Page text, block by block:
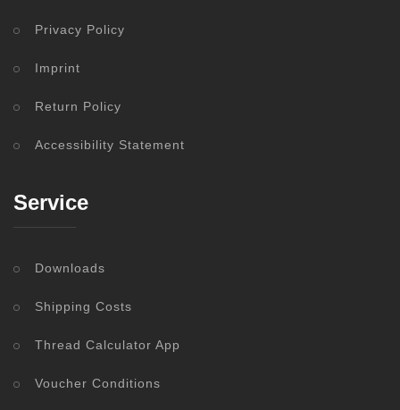
Privacy Policy
Imprint
Return Policy
Accessibility Statement
Service
Downloads
Shipping Costs
Thread Calculator App
Voucher Conditions